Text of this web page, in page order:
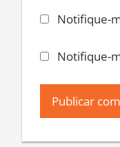
Notifique-
Notifique-